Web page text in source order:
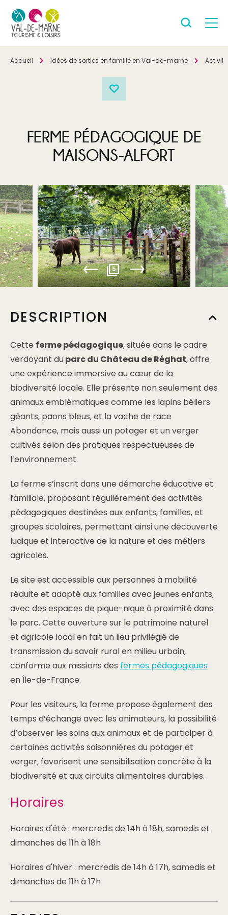
Accueil Idées de sorties en famille en Val-de-marne
FERME PÉDAGOGIQUE DE
MAISONS-ALFORT
5
DESCRIPTION
Cette ferme pédagogique, située dans le cadre
verdoyant duparc du Château de Réghat, offre
une expérience immersive au cœur de la
biodiversité locale. Elle présente non seulement des
animaux emblématiques comme les lapins béliers
géants, paons bleus, et la vache de race
Abondance, mais aussi un potager et un verger
cultivés selon des pratiques respectueuses de
l’environnement.
La ferme s’inscrit dans une démarche éducative et
familiale, proposant régulièrement des activités
pédagogiques destinées aux enfants, familles, et
groupes scolaires, permettant ainsi une découverte
ludique et interactive de la nature et des métiers
agricoles.
Le site est accessible aux personnes à mobilité
réduite et adapté aux familles avec jeunes enfants,
avec des espaces de pique-nique à proximité dans
le parc. Cette ouverture sur le patrimoine naturel
et agricole local en fait un lieu privilégié de
transmission du savoir rural en milieu urbain,
conforme aux missions des fermes pédagogiques
en Île-de-France.
Pour les visiteurs, la ferme propose également des
temps d’échange avec les animateurs, la possibilité
d’observer les soins aux animaux et de participer à
certaines activités saisonnières du potager et
verger, favorisant une sensibilisation concrète à la
biodiversité et aux circuits alimentaires durables.
Horaires
Horaires d'été : mercredis de 14h à 18h, samedis et
dimanches de 11h à 18h
Horaires d'hiver : mercredis de 14h à 17h, samedis et
dimanches de 11h à 17h